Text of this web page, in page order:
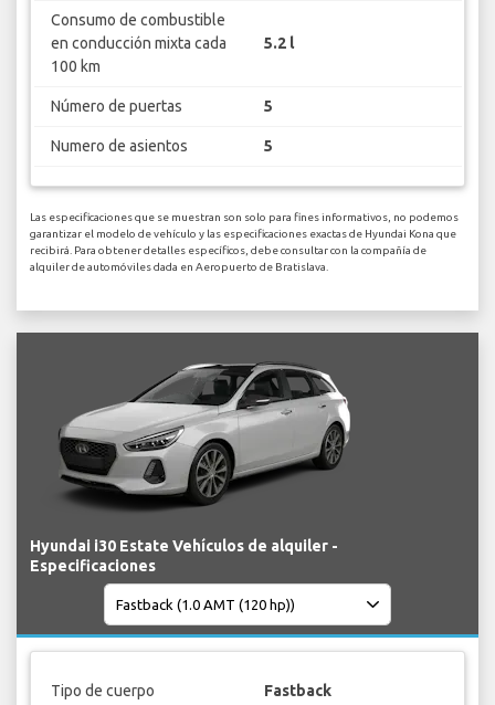
Consumo de combustible
en conducción mixta cada
100 km
5.2 l
Número de puertas 5
Numero de asientos 5
Las especificaciones que se muestran son solo para fines informativos, no podemos
garantizar el modelo de vehículo y las especificaciones exactas de Hyundai Kona que
recibirá. Para obtener detalles específicos, debe consultar con la compañía de
alquiler de automóviles dada en Aeropuerto de Bratislava.
Hyundai i30 Estate Vehículos de alquiler -
Especificaciones
Tipo de cuerpo Fastback